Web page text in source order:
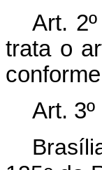
Art.
trata o
Art.